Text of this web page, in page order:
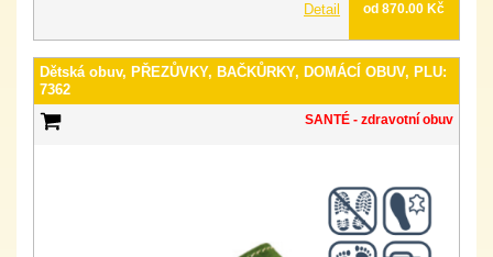
Detail od 870.00 Kč
Dětská obuv, PŘEZŮVKY, BAČKŮRKY, DOMÁCÍ OBUV, PLU:
7362
SANTÉ - zdravotní obuv